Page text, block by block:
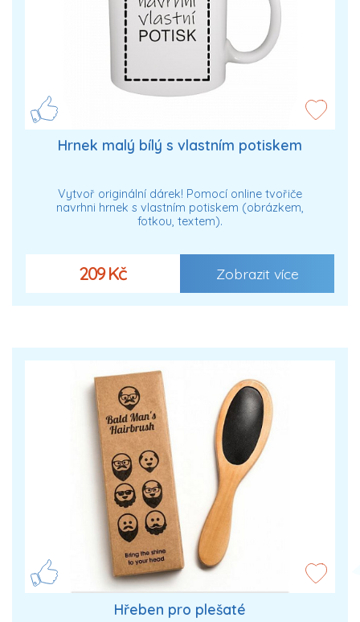
Hrnek malý bílý s vlastním potiskem
Vytvoř originální dárek! Pomocí online tvořiče
navrhni hrnek s vlastním potiskem (obrázkem,
fotkou, textem).
209 Kč Zobrazit více
Hřeben pro plešaté